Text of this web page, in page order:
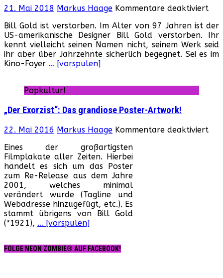
21. Mai 2018 Markus Haage Kommentare deaktiviertfür
Bill
Bill Gold ist verstorben. Im Alter von 97 Jahren ist der
US-amerikanische Designer Bill Gold verstorben. Ihr
kennt vielleicht seinen Namen nicht, seinem Werk seid
ihr aber über Jahrzehnte sicherlich begegnet. Sei es im
Kino-Foyer … [vorspulen]
Popkultur!
„Der Exorzist“: Das grandiose Poster-Artwork!
22. Mai 2016 Markus Haage Kommentare deaktiviert
Eines der großartigsten
Filmplakate aller Zeiten. Hierbei
handelt es sich um das Poster
zum Re-Release aus dem Jahre
2001, welches minimal
verändert wurde (Tagline und
Webadresse hinzugefügt, etc.). Es
stammt übrigens von Bill Gold
(*1921), … [vorspulen]
FOLGE NEON ZOMBIE® AUF FACEBOOK!